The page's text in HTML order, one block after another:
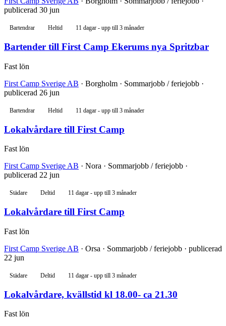
publicerad 30 jun
Bartendrar Heltid 11 dagar - upp till 3 månader
Bartender till First Camp Ekerums nya Spritzbar
Fast lön
First Camp Sverige AB · Borgholm · Sommarjobb / feriejobb ·
publicerad 26 jun
Bartendrar Heltid 11 dagar - upp till 3 månader
Lokalvårdare till First Camp
Fast lön
First Camp Sverige AB · Nora · Sommarjobb / feriejobb ·
publicerad 22 jun
Städare Deltid 11 dagar - upp till 3 månader
Lokalvårdare till First Camp
Fast lön
First Camp Sverige AB · Orsa · Sommarjobb / feriejobb · publicerad
22 jun
Städare Deltid 11 dagar - upp till 3 månader
Lokalvårdare, kvällstid kl 18.00- ca 21.30
Fast lön